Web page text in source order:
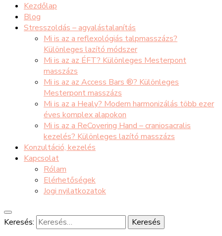
Kezdőlap
Blog
Stresszoldás – agyalástalanítás
Mi is az a reflexológiás talpmasszázs?
Különleges lazító módszer
Mi is az az ÉFT? Különleges Mesterpont
masszázs
Mi is az az Access Bars ®? Különleges
Mesterpont masszázs
Mi is az a Healy? Modern harmonizálás több ezer
éves komplex alapokon
Mi is az a ReCovering Hand – craniosacralis
kezelés? Különleges lazító masszázs
Konzultáció, kezelés
Kapcsolat
Rólam
Elérhetőségek
Jogi nyilatkozatok
Keresés: